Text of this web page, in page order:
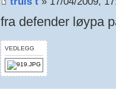
fra defender løypa
VEDLEGG